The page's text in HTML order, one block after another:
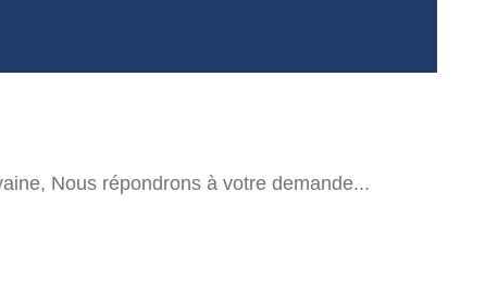
Nous répondrons à votre demande...